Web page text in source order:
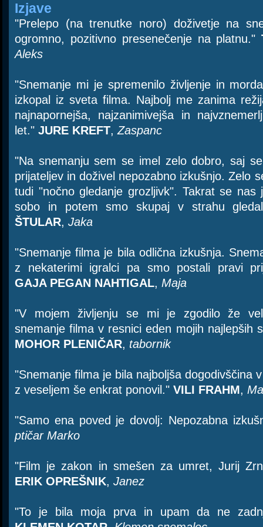
Izjave
"Prelepo (na trenutke noro) doživetje na
ogromno, pozitivno presenečenje na platnu."
Aleks
"Snemanje mi je spremenilo življenje in
izkopal iz sveta filma. Najbolj me zanima
najnapornejša, najzanimivejša in
let." JURE KREFT, Zaspanc
"Na snemanju sem se imel zelo dobro, saj
prijateljev in doživel nepozabno izkušnjo. Zelo
tudi "nočno gledanje grozljivk". Takrat se nas
sobo in potem smo skupaj v strahu
ŠTULAR, Jaka
"Snemanje filma je bila odlična izkušnja.
z nekaterimi igralci pa smo postali pravi
GAJA PEGAN NAHTIGAL, Maja
"V mojem življenju se mi je zgodilo že
snemanje filma v resnici eden mojih najlepših
MOHOR PLENIČAR, tabornik
"Snemanje filma je bila najboljša dogodivščina
z veseljem še enkrat ponovil." VILI FRAHM,
"Samo ena poved je dovolj: Nepozabna
ptičar Marko
"Film je zakon in smešen za umret, Jurij
ERIK OPREŠNIK, Janez
"To je bila moja prva in upam da ne